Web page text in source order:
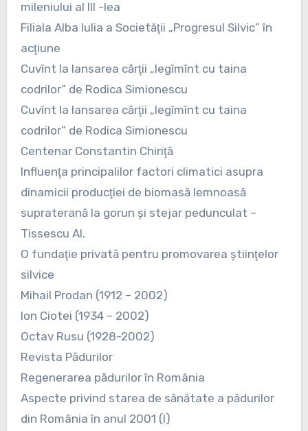
mileniului al III -lea
Filiala Alba Iulia a Societăţii „Progresul Silvic” în
acţiune
Cuvînt la lansarea cărţii „legîmînt cu taina
codrilor” de Rodica Simionescu
Cuvînt la lansarea cărţii „legîmînt cu taina
codrilor” de Rodica Simionescu
Centenar Constantin Chiriţă
Influenţa principalilor factori climatici asupra
dinamicii producţiei de biomasă lemnoasă
supraterană la gorun şi stejar pedunculat –
Tissescu Al.
O fundaţie privată pentru promovarea ştiinţelor
silvice
Mihail Prodan (1912 – 2002)
Ion Ciotei (1934 – 2002)
Octav Rusu (1928-2002)
Revista Pădurilor
Regenerarea pădurilor în România
Aspecte privind starea de sănătate a pădurilor
din România în anul 2001 (I)